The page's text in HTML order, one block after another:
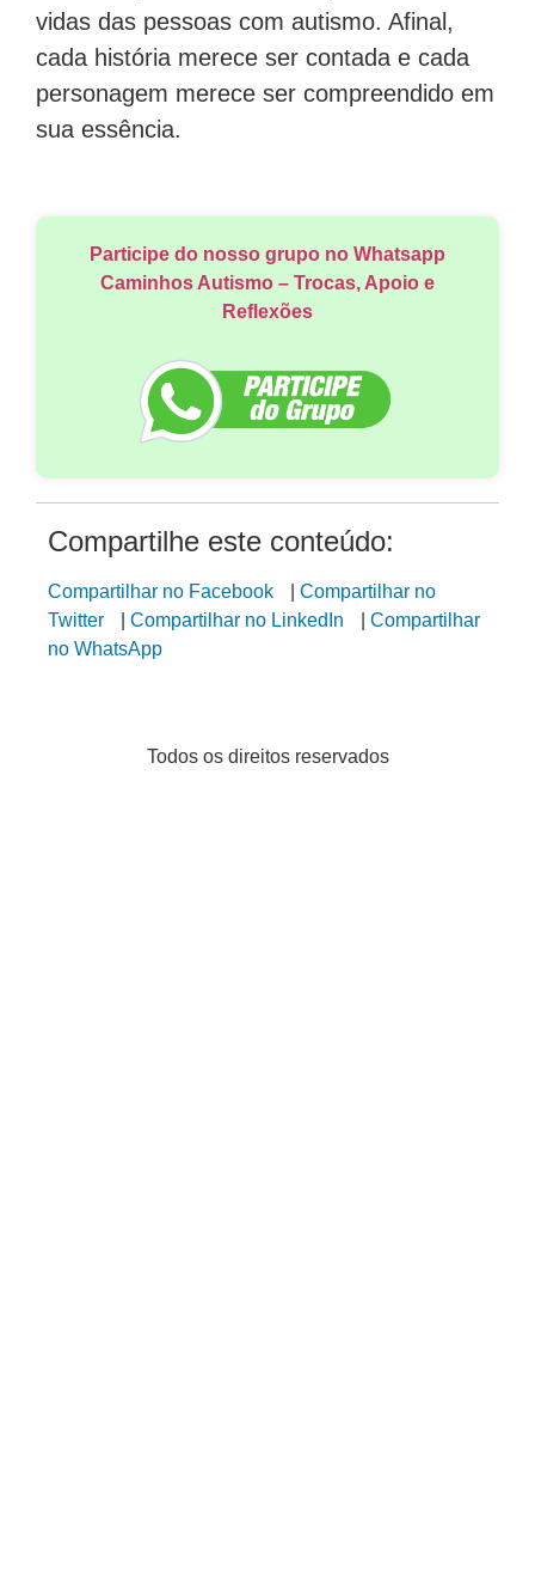
vidas das pessoas com autismo. Afinal,
cada história merece ser contada e cada
personagem merece ser compreendido em
sua essência.
Participe do nosso grupo no Whatsapp
Caminhos Autismo – Trocas, Apoio e
Reflexões
Compartilhe este conteúdo:
Compartilhar no Facebook
Compartilhar no
Twitter
Compartilhar no LinkedIn
Compartilhar
no WhatsApp
Todos os direitos reservados